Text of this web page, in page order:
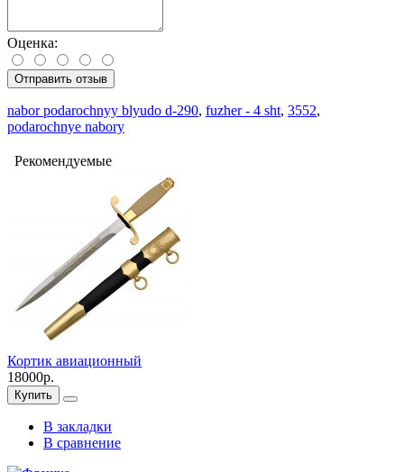
Оценка:
Отправить отзыв
nabor podarochnyy blyudo d-290, fuzher - 4 sht, 3552,
podarochnye nabory
Рекомендуемые
Кортик авиационный
18000р.
Купить
В закладки
В сравнение